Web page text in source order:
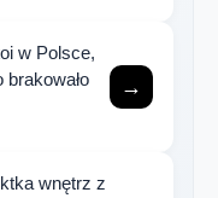
w Polsce,
brakowało
→
wnętrz z